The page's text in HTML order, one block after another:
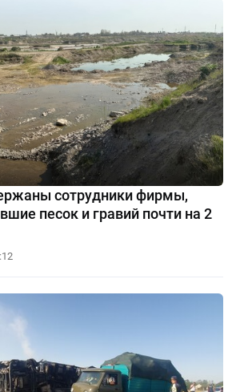
сотрудники фирмы,
песок и гравий почти на 2